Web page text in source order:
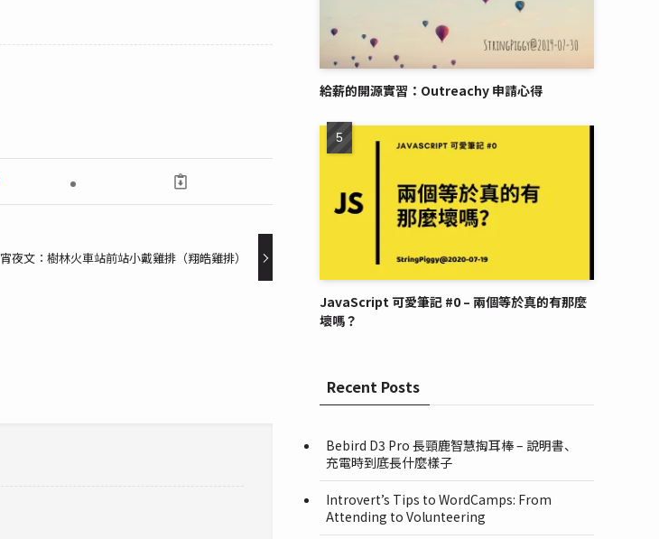
宵夜文：樹林火車站前站小戴雞排（翔皓雞排）
給薪的開源實習：Outreachy 申請心得
JavaScript 可愛筆記 #0 – 兩個等於真的有那麼
壞嗎？
Recent Posts
Bebird D3 Pro 長頸鹿智慧掏耳棒 – 說明書、
充電時到底長什麼樣子
Introvert’s Tips to WordCamps: From
Attending to Volunteering